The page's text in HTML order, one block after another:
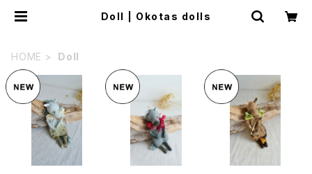
Doll | Okotas dolls
HOME Doll